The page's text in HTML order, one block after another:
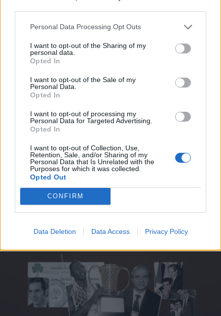
Personal Data Processing Opt Outs
I want to opt-out of the Sharing of my
personal data.
Opted In
I want to opt-out of the Sale of my
Personal Data.
Opted In
I want to opt-out of processing my
Personal Data for Targeted Advertising.
Opted In
I want to opt-out of Collection, Use,
Retention, Sale, and/or Sharing of my
Personal Data that Is Unrelated with the
Purposes for which it was collected.
Opted Out
CONFIRM
Data Deletion Data Access Privacy Policy
Παναθηναϊκός AKTOR: Βγήκαν τα 36.000
εισιτήρια για το ιστορικό «Π.
Γιαννακόπουλος» στο Καλλιμάρμαρο
Παναθηναϊκός AKTOR: Στην διάθεση των Ελλήνων
φιλάθλων τέθηκαν τα εισιτήρια του ιστορικού 6ου
τουρνουά «Παύλος Γιαννακόπουλος» που θα διεξαχθεί
στο Καλλιμάρμαρο Στάδιο.
09 Αυγούστου 2024 12:33